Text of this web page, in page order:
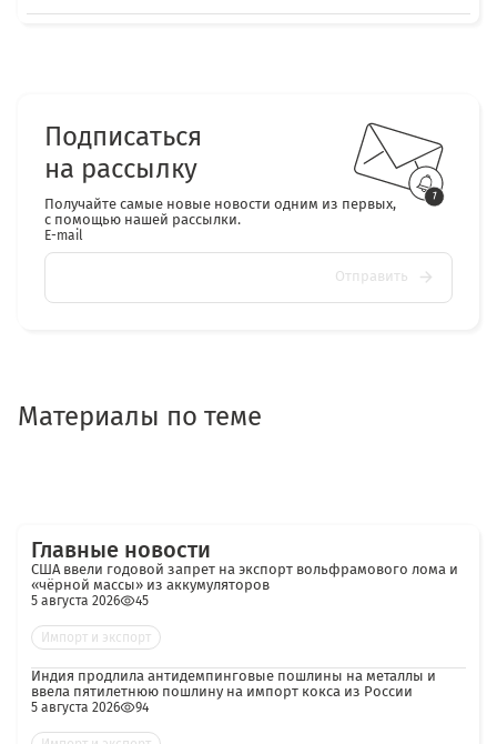
Подписаться
на рассылку
Получайте самые новые новости одним из первых,
с помощью нашей рассылки.
E-mail
Отправить
Материалы по теме
Главные новости
США ввели годовой запрет на экспорт вольфрамового лома и
«чёрной массы» из аккумуляторов
5 августа 2026 45
Импорт и экспорт
Индия продлила антидемпинговые пошлины на металлы и
ввела пятилетнюю пошлину на импорт кокса из России
5 августа 2026 94